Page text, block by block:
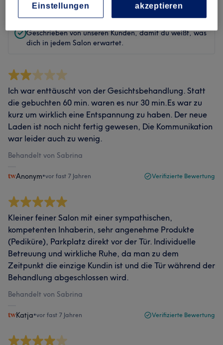
Geschrieben von unseren Kunden, damit du weißt, was
dich in jedem Salon erwartet.
Ich war enttäuscht von der Gesichtsbehandlung. Statt
die gebuchten 60 min. waren es nur 30 min.Es war zu
kurz um wirklich eine Entspannung zu haben. Der neue
Laden ist noch nicht fertig gewesen, Die Kommunikation
war leider auch zu wenig.
Behandelt von Sabrina
Anonym•vor fast 7 Jahren Verifizierte Bewertung
Kleiner feiner Salon mit einer sympathischen,
kompetenten Inhaberin, sehr angenehme Produkte
(Pediküre), Parkplatz direkt vor der Tür. Individuelle
Betreuung und wirkliche Ruhe, da man zu dem
Zeitpunkt die einzige Kundin ist und die Tür während der
Behandlung abgeschlossen wird.
Behandelt von Sabrina
Katja•vor fast 7 Jahren Verifizierte Bewertung
Einstellungen
akzeptieren